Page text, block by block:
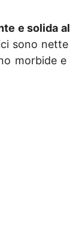
e solida
sono
morbide e